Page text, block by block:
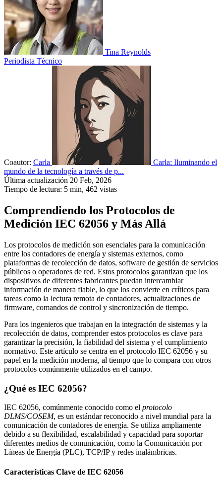
Tina Reynolds
Periodista Técnico
Coautor: Carla
Carla: Iluminando el
mundo de la tecnología a través de p...
Última actualización 20 Feb, 2026
Tiempo de lectura: 5 min, 462 vistas
Comprendiendo los Protocolos de
Medición IEC 62056 y Más Allá
Los protocolos de medición son esenciales para la comunicación
entre los contadores de energía y sistemas externos, como
plataformas de recolección de datos, software de gestión de servicios
públicos o operadores de red. Estos protocolos garantizan que los
dispositivos de diferentes fabricantes puedan intercambiar
información de manera fiable, lo que los convierte en críticos para
tareas como la lectura remota de contadores, actualizaciones de
firmware, comandos de control y sincronización de tiempo.
Para los ingenieros que trabajan en la integración de sistemas y la
recolección de datos, comprender estos protocolos es clave para
garantizar la precisión, la fiabilidad del sistema y el cumplimiento
normativo. Este artículo se centra en el protocolo IEC 62056 y su
papel en la medición moderna, al tiempo que lo compara con otros
protocolos comúnmente utilizados en el campo.
¿Qué es IEC 62056?
IEC 62056, comúnmente conocido como el protocolo
DLMS/COSEM, es un estándar reconocido a nivel mundial para la
comunicación de contadores de energía. Se utiliza ampliamente
debido a su flexibilidad, escalabilidad y capacidad para soportar
diferentes medios de comunicación, como la Comunicación por
Líneas de Energía (PLC), TCP/IP y redes inalámbricas.
Características Clave de IEC 62056